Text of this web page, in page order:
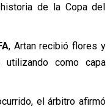
de la Copa del
, Artan recibió flores y
utilizando como capa
el árbitro afirmó